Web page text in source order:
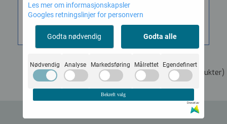
KJØP
Viser1til (av4produkter)
Les mer om informasjonskapsler
Googles retningslinjer for personvern
Godta nødvendig Godta alle
Nødvendig Analyse Markedsføring Målrettet Egendefinert
Bekreft valg
Drevet av